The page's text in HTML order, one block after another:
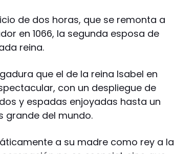
de dos horas, que se remonta a
en 1066, la segunda esposa de
reina.
que el de la reina Isabel en
con un despliegue de
y espadas enjoyadas hasta un
grande del mundo.
a su madre como rey a la